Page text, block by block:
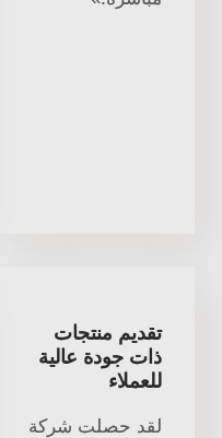
تقديم منتجات
ذات جودة عالية
للعملاء
لقد حصلت شركة